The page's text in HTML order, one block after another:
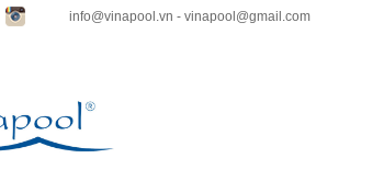
info@vinapool.vn - vinapool@gmail.com